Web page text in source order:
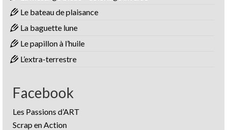
Le bateau de plaisance
La baguette lune
Le papillon à l’huile
L’extra-terrestre
Facebook
Les Passions d’ART
Scrap en Action